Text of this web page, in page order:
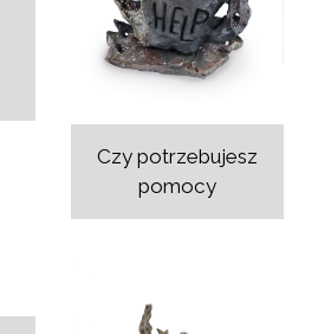
Czy potrzebujesz
pomocy